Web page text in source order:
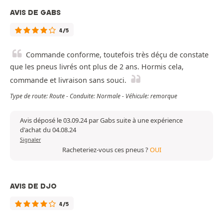
AVIS DE GABS
4/5
Commande conforme, toutefois très déçu de constate
que les pneus livrés ont plus de 2 ans. Hormis cela,
commande et livraison sans souci.
Type de route: Route - Conduite: Normale - Véhicule: remorque
Avis déposé le 03.09.24 par Gabs suite à une expérience
d'achat du 04.08.24
Signaler
Racheteriez-vous ces pneus ?OUI
AVIS DE DJO
4/5